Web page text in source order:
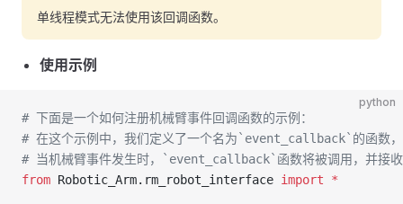
单线程模式无法使用该回调函数。
使用示例
python
# 下面是一个如何注册机械臂事件回调函数的示例：
# 在这个示例中，我们定义了一个名为`event_callback`的函数，
# 当机械臂事件发生时，`event_callback`函数将被调用，并接收
from Robotic_Arm.rm_robot_interface import *